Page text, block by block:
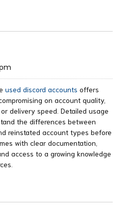
used discord accounts offers
on account quality,
delivery speed. Detailed usage
the differences between
reinstated account types before
with clear documentation,
access to a growing knowledge